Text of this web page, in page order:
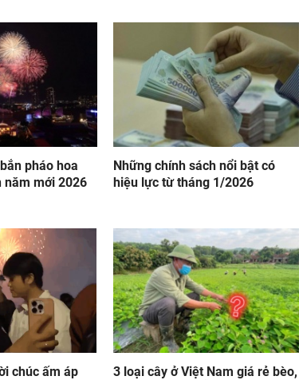
pháo hoa
năm mới 2026
Những chính sách nổi bật có
hiệu lực từ tháng 1/2026
chúc ấm áp
3 loại cây ở Việt Nam giá rẻ bèo,